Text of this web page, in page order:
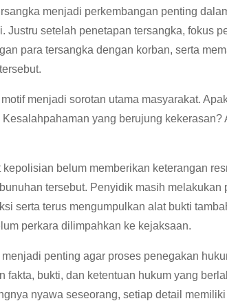
menjadi perkembangan penting
Justru setelah penetapan tersangka, fokus
para tersangka dengan korban, serta
menjadi sorotan utama masyarakat.
yang berujung kekerasan?
kepolisian belum memberikan keterangan
tersebut. Penyidik masih melakukan
serta terus mengumpulkan alat bukti
perkara dilimpahkan ke kejaksaan.
penting agar proses penegakan
fakta, bukti, dan ketentuan hukum yang
nyawa seseorang, setiap detail